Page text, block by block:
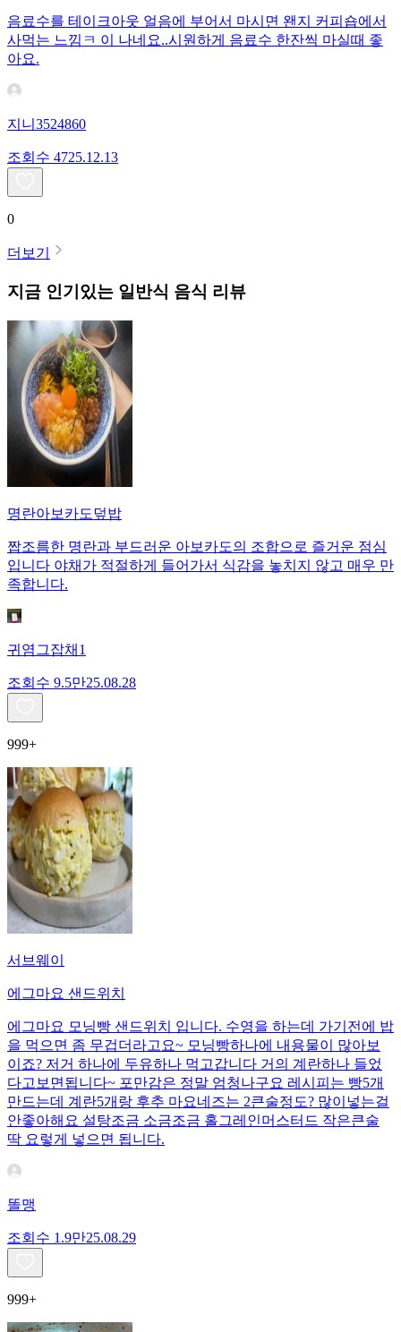
음료수를 테이크아웃 얼음에 부어서 마시면 왠지 커피숍에서
사먹는 느낌ㅋ 이 나네요..시원하게 음료수 한잔씩 마실때 좋
아요.
지니3524860
조회수 4725.12.13
0
더보기
지금 인기있는 일반식 음식 리뷰
명란아보카도덮밥
짭조름한 명란과 부드러운 아보카도의 조합으로 즐거운 점심
입니다 야채가 적절하게 들어가서 식감을 놓치지 않고 매우 만
족합니다.
귀염그잡채1
조회수 9.5만25.08.28
999+
서브웨이
에그마요 샌드위치
에그마요 모닝빵 샌드위치 입니다. 수영을 하는데 가기전에 밥
을 먹으면 좀 무겁더라고요~ 모닝빵하나에 내용물이 많아보
이죠? 저거 하나에 두유하나 먹고갑니다 거의 계란하나 들었
다고보면됩니다~ 포만감은 정말 엄청나구요 레시피는 빵5개
만드는데 계란5개랑 후추 마요네즈는 2큰술정도? 많이넣는걸
안좋아해요 설탕조금 소금조금 홀그레인머스터드 작은큰술
딱 요렇게 넣으면 됩니다.
똘맹
조회수 1.9만25.08.29
999+